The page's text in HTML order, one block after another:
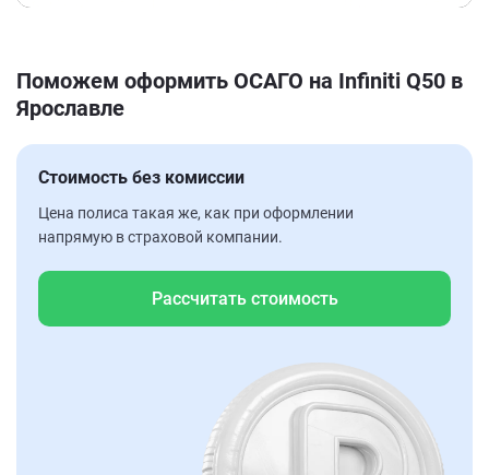
Поможем оформить ОСАГО на Infiniti Q50 в
Ярославле
Стоимость без комиссии
Цена полиса такая же, как при оформлении
напрямую в страховой компании.
Рассчитать стоимость